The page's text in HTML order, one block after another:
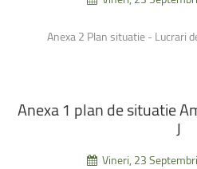
Anexa 2 Plan situatie - Lucrari
Anexa1 plandesituatie
J
Vineri, 23